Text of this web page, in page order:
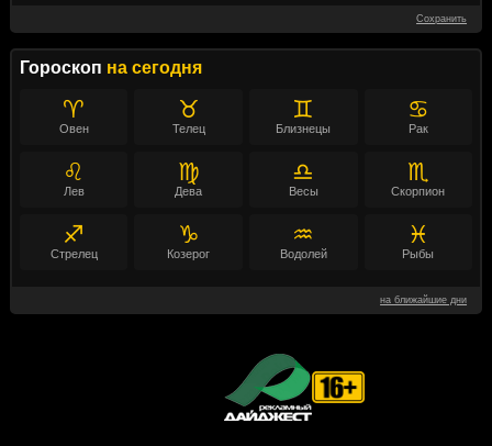
Сохранить
Гороскоп на сегодня
♈
Овен
♉
Телец
♊
Близнецы
♋
Рак
♌
Лев
♍
Дева
♎
Весы
♏
Скорпион
♐
Стрелец
♑
Козерог
♒
Водолей
♓
Рыбы
на ближайшие дни